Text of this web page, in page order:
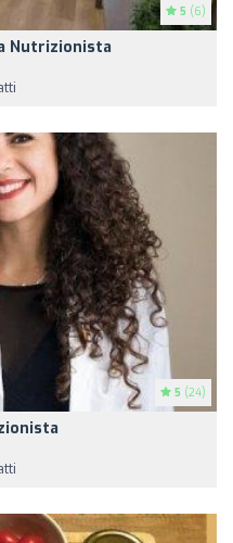
5 (6)
Nutrizionista
5 (24)